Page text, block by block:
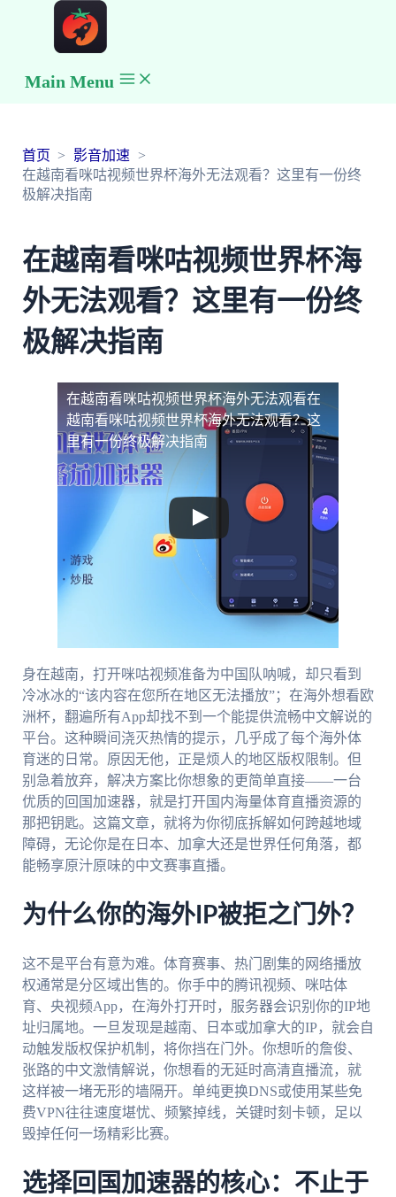
Main Menu
首页
影音加速
在越南看咪咕视频世界杯海外无法观看？这里有一份终
极解决指南
在越南看咪咕视频世界杯海
外无法观看？这里有一份终
极解决指南
在越南看咪咕视频世界杯海外无法观看在
越南看咪咕视频世界杯海外无法观看？这
里有一份终极解决指南
身在越南，打开咪咕视频准备为中国队呐喊，却只看到
冷冰冰的“该内容在您所在地区无法播放”；在海外想看欧
洲杯，翻遍所有App却找不到一个能提供流畅中文解说的
平台。这种瞬间浇灭热情的提示，几乎成了每个海外体
育迷的日常。原因无他，正是烦人的地区版权限制。但
别急着放弃，解决方案比你想象的更简单直接——一台
优质的回国加速器，就是打开国内海量体育直播资源的
那把钥匙。这篇文章，就将为你彻底拆解如何跨越地域
障碍，无论你是在日本、加拿大还是世界任何角落，都
能畅享原汁原味的中文赛事直播。
为什么你的海外IP被拒之门外？
这不是平台有意为难。体育赛事、热门剧集的网络播放
权通常是分区域出售的。你手中的腾讯视频、咪咕体
育、央视频App，在海外打开时，服务器会识别你的IP地
址归属地。一旦发现是越南、日本或加拿大的IP，就会自
动触发版权保护机制，将你挡在门外。你想听的詹俊、
张路的中文激情解说，你想看的无延时高清直播流，就
这样被一堵无形的墙隔开。单纯更换DNS或使用某些免
费VPN往往速度堪忧、频繁掉线，关键时刻卡顿，足以
毁掉任何一场精彩比赛。
选择回国加速器的核心：不止于